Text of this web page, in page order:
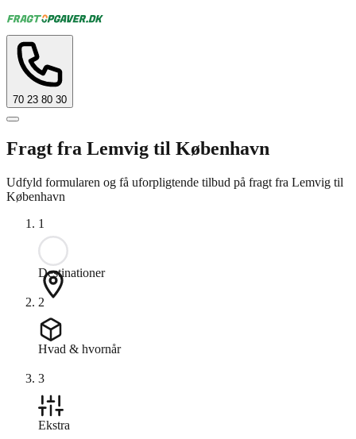
70 23 80 30
Fragt fra Lemvig til København
Udfyld formularen og få uforpligtende tilbud på fragt fra Lemvig til
København
1
Destinationer
2
Hvad & hvornår
3
Ekstra